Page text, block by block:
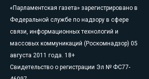
«Парламентская газета» зарегистрировано в
Федеральной службе по надзору в сфере
связи, информационных технологий и
массовых коммуникаций (Роскомнадзор) 05
августа 2011 года. 18+
Свидетельство о регистрации Эл № ФС77-